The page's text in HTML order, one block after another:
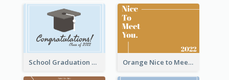
School Graduation Celebration Card Orange Nice to Meet You Greeting Card